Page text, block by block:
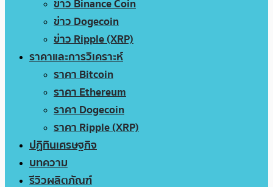
ข่าว Binance Coin
ข่าว Dogecoin
ข่าว Ripple (XRP)
ราคาและการวิเคราะห์
ราคา Bitcoin
ราคา Ethereum
ราคา Dogecoin
ราคา Ripple (XRP)
ปฏิทินเศรษฐกิจ
บทความ
รีวิวผลิตภัณฑ์